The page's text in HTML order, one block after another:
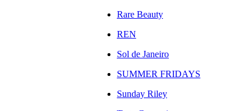
Rare Beauty
REN
Sol de Janeiro
SUMMER FRIDAYS
Sunday Riley